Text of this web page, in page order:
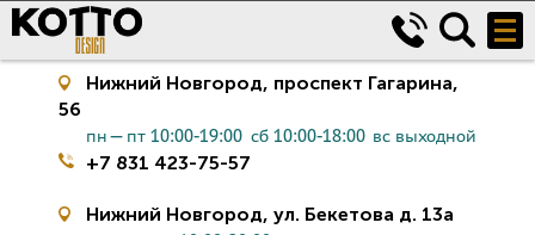
Нижний Новгород, проспект Гагарина,
56
пн—пт 10:00-19:00 сб 10:00-18:00 вс выходной
+7 831 423-75-57
Нижний Новгород, ул. Бекетова д. 13а